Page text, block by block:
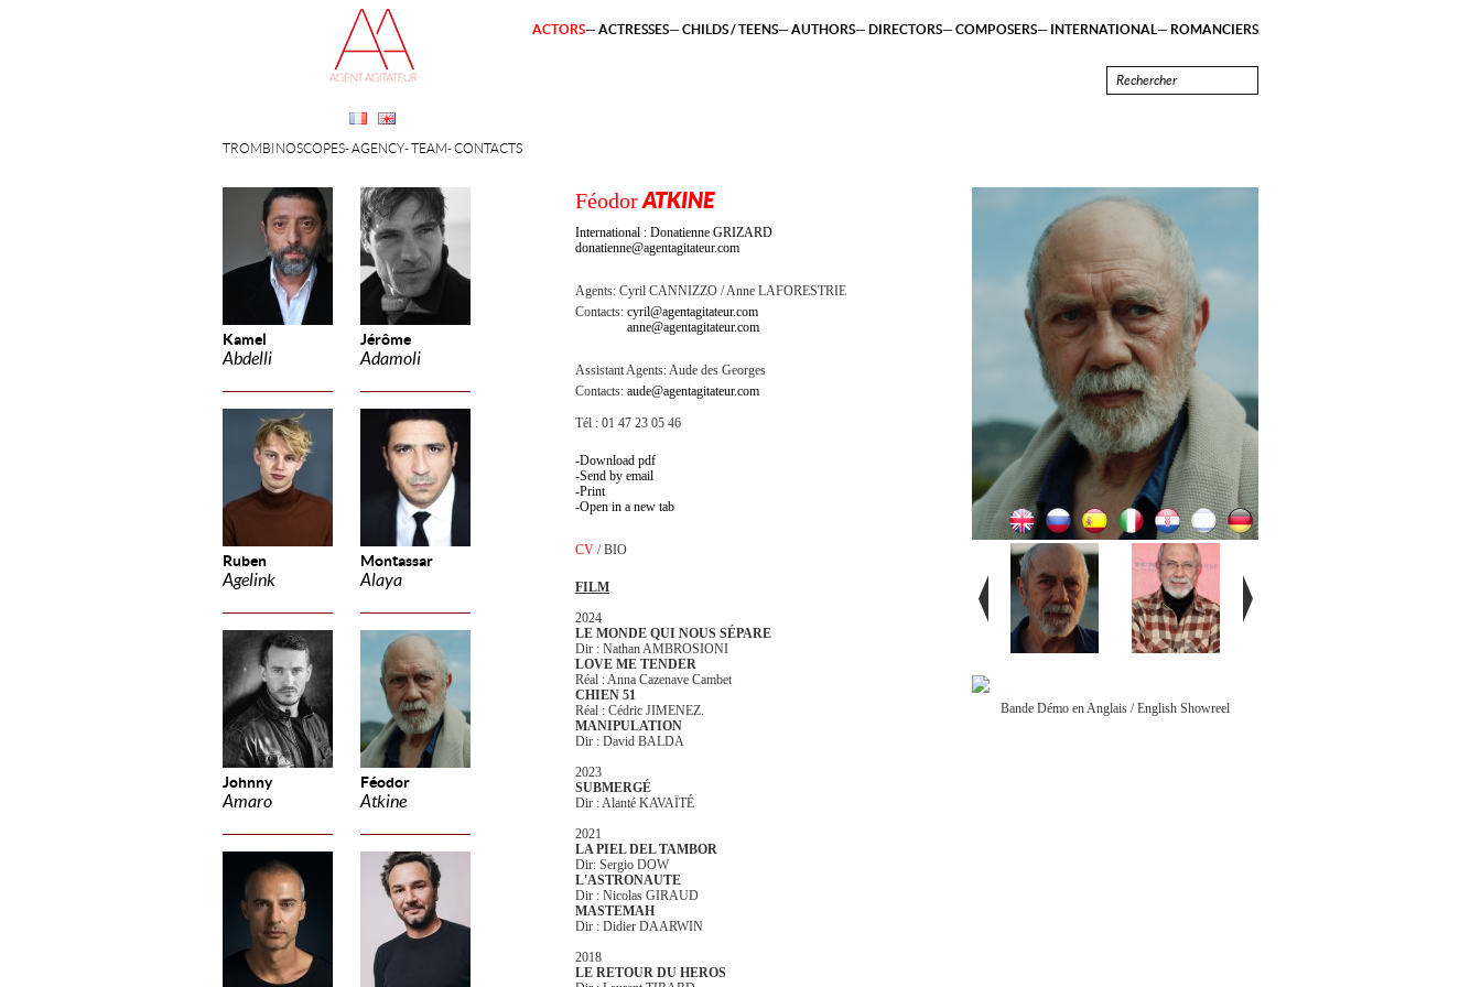
Kamel
Abdelli
Jérôme
Adamoli
Ruben
Agelink
Montassar
Alaya
Johnny
Amaro
Féodor
Atkine
TROMBINOSCOPES AGENCY TEAM CONTACTS
ACTORS ACTRESSES CHILDS / TEENS AUTHORS DIRECTORS COMPOSERS INTERNATIONAL ROMANCIERS
FéodorATKINE
International : Donatienne GRIZARD
donatienne@agentagitateur.com
Agents: Cyril CANNIZZO Anne LAFORESTRIE
Contacts: cyril@agentagitateur.com
anne@agentagitateur.com
Assistant Agents:Aude des Georges
Contacts: aude@agentagitateur.com
Tél : 01 47 23 05 46
Download pdf
Send by email
Print
Open in a new tab
CV /BIO
FILM
2024
LE MONDE QUI NOUS SÉPARE
Dir : Nathan AMBROSIONI
LOVE ME TENDER
Réal : Anna Cazenave Cambet
CHIEN 51
Réal : Cédric JIMENEZ.
MANIPULATION
Dir : David BALDA
2023
SUBMERGÉ
Dir : Alanté KAVAÏTÉ
2021
LA PIEL DEL TAMBOR
Dir: Sergio DOW
L'ASTRONAUTE
Dir : Nicolas GIRAUD
MASTEMAH
Dir : Didier DAARWIN
2018
LE RETOUR DU HEROS
Bande Démo en Anglais / English Showreel